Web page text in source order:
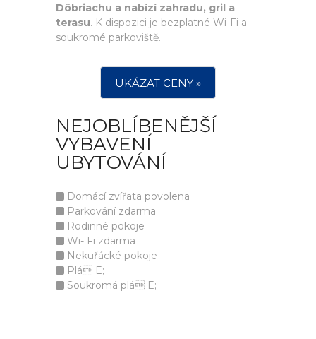
Döbriachu a nabízí zahradu, gril a
terasu. K dispozici je bezplatné Wi-Fi a
soukromé parkoviště.
UKÁZAT CENY »
NEJOBLÍBENĚJŠÍ
VYBAVENÍ
UBYTOVÁNÍ
Domácí zvířata povolena
Parkování zdarma
Rodinné pokoje
Wi- Fi zdarma
Nekuřácké pokoje
Plá E;
Soukromá plá E;